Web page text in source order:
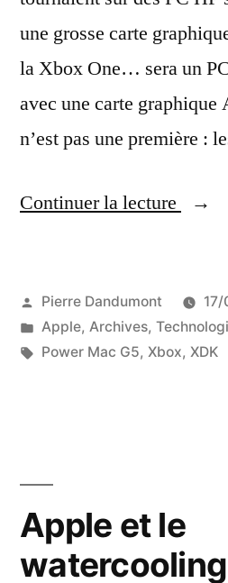
une grosse carte
la Xbox One… sera un
avec une carte
n’est pas une première :
Continuer la lecture
« Des
la
Xbox
8
ans,
Publié
par
Pierre Dandumont
Publié
dans
Apple, Archives,
Étiquettes :
Power Mac G5, Xbox, XDK
Apple et le
watercooling